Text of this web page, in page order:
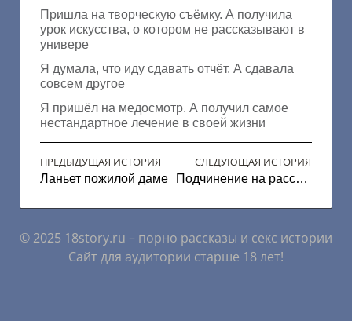
Пришла на творческую съёмку. А получила
урок искусства, о котором не рассказывают в
универе
Я думала, что иду сдавать отчёт. А сдавала
совсем другое
Я пришёл на медосмотр. А получил самое
нестандартное лечение в своей жизни
ПРЕДЫДУЩАЯ ИСТОРИЯ
Ланьет пожилой даме
СЛЕДУЮЩАЯ ИСТОРИЯ
Подчинение на расстояние
© 2025 18story.ru – порно рассказы и секс истории
Сайт для аудитории старше 18 лет!